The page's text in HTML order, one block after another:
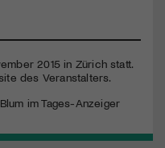
2015 in Zürich statt.
des Veranstalters.
im Tages-Anzeiger